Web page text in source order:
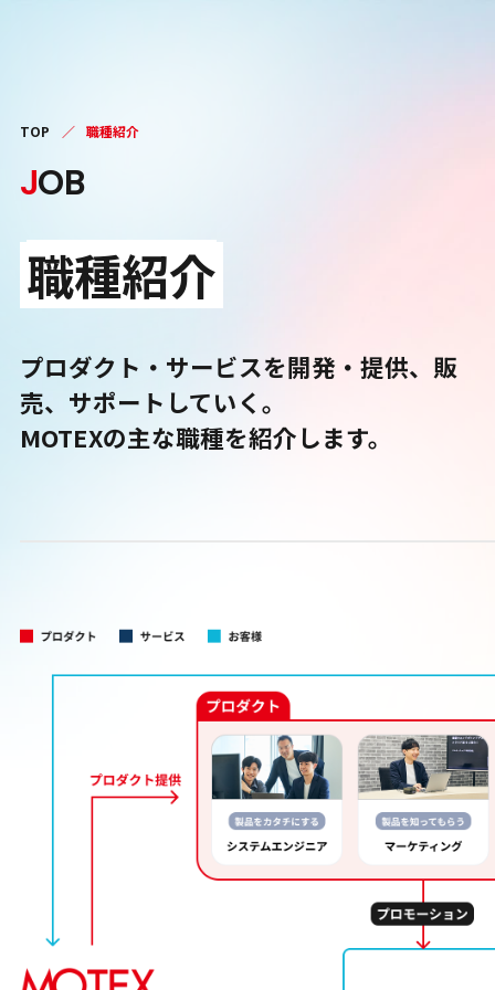
TOP ／ 職種紹介
JOB
職種紹介
プロダクト・サービスを開発・提供、販
売、サポートしていく。
MOTEXの主な職種を紹介します。